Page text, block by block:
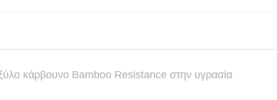
κάρβουνο Bamboo Resistance στην υγρασία